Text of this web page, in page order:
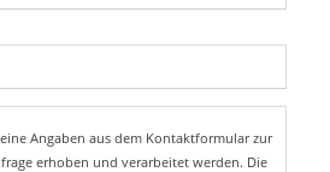
Angaben aus dem Kontaktformular zur
erhoben und verarbeitet werden. Die